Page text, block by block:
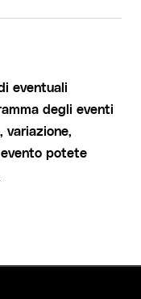
eventuali
degli eventi
variazione,
potete